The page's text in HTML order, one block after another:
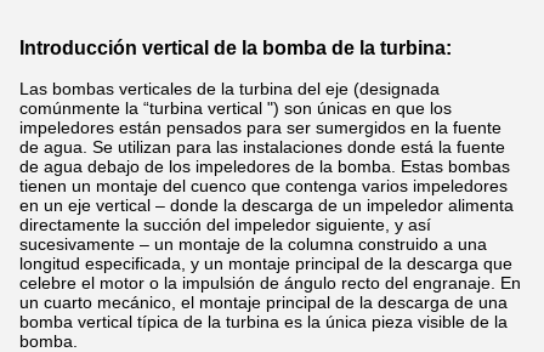
Introducción vertical de la bomba de la turbina:
Las bombas verticales de la turbina del eje (designada
comúnmente la “turbina vertical ") son únicas en que los
impeledores están pensados para ser sumergidos en la fuente
de agua. Se utilizan para las instalaciones donde está la fuente
de agua debajo de los impeledores de la bomba. Estas bombas
tienen un montaje del cuenco que contenga varios impeledores
en un eje vertical – donde la descarga de un impeledor alimenta
directamente la succión del impeledor siguiente, y así
sucesivamente – un montaje de la columna construido a una
longitud especificada, y un montaje principal de la descarga que
celebre el motor o la impulsión de ángulo recto del engranaje. En
un cuarto mecánico, el montaje principal de la descarga de una
bomba vertical típica de la turbina es la única pieza visible de la
bomba.